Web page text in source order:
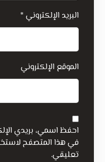
البريد الإلكتروني *
الموقع الإلكتروني
احفظ اسمي، بريدي
في هذا المتصفح
تعليقي.